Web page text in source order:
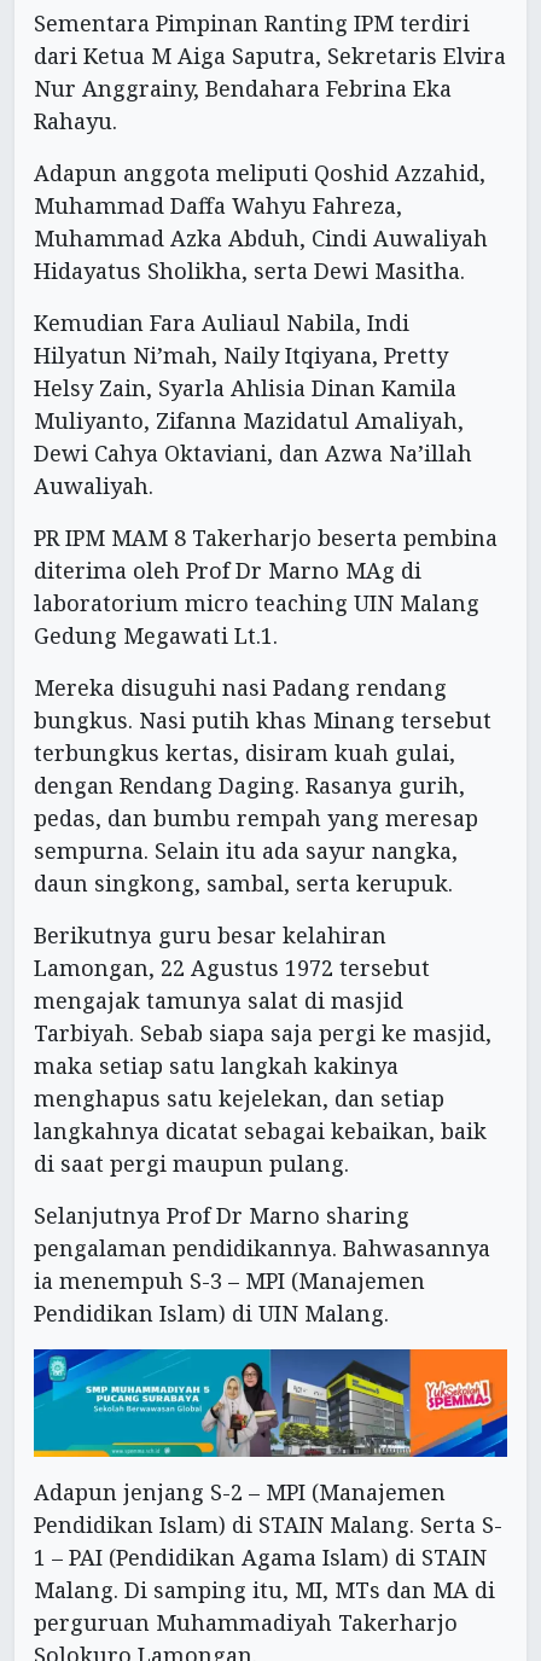
Sementara Pimpinan Ranting IPM terdiri
dari Ketua M Aiga Saputra, Sekretaris Elvira
Nur Anggrainy, Bendahara Febrina Eka
Rahayu.
Adapun anggota meliputi Qoshid Azzahid,
Muhammad Daffa Wahyu Fahreza,
Muhammad Azka Abduh, Cindi Auwaliyah
Hidayatus Sholikha, serta Dewi Masitha.
Kemudian Fara Auliaul Nabila, Indi
Hilyatun Ni’mah, Naily Itqiyana, Pretty
Helsy Zain, Syarla Ahlisia Dinan Kamila
Muliyanto, Zifanna Mazidatul Amaliyah,
Dewi Cahya Oktaviani, dan Azwa Na’illah
Auwaliyah.
PR IPM MAM 8 Takerharjo beserta pembina
diterima oleh Prof Dr Marno MAg di
laboratorium micro teaching UIN Malang
Gedung Megawati Lt.1.
Mereka disuguhi nasi Padang rendang
bungkus. Nasi putih khas Minang tersebut
terbungkus kertas, disiram kuah gulai,
dengan Rendang Daging. Rasanya gurih,
pedas, dan bumbu rempah yang meresap
sempurna. Selain itu ada sayur nangka,
daun singkong, sambal, serta kerupuk.
Berikutnya guru besar kelahiran
Lamongan, 22 Agustus 1972 tersebut
mengajak tamunya salat di masjid
Tarbiyah. Sebab siapa saja pergi ke masjid,
maka setiap satu langkah kakinya
menghapus satu kejelekan, dan setiap
langkahnya dicatat sebagai kebaikan, baik
di saat pergi maupun pulang.
Selanjutnya Prof Dr Marno sharing
pengalaman pendidikannya. Bahwasannya
ia menempuh S-3 – MPI (Manajemen
Pendidikan Islam) di UIN Malang.
Adapun jenjang S-2 – MPI (Manajemen
Pendidikan Islam) di STAIN Malang. Serta S-
1 – PAI (Pendidikan Agama Islam) di STAIN
Malang. Di samping itu, MI, MTs dan MA di
perguruan Muhammadiyah Takerharjo
Solokuro Lamongan.